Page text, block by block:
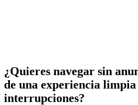
¿Quieres navegar sin
de una experiencia limpia
interrupciones?